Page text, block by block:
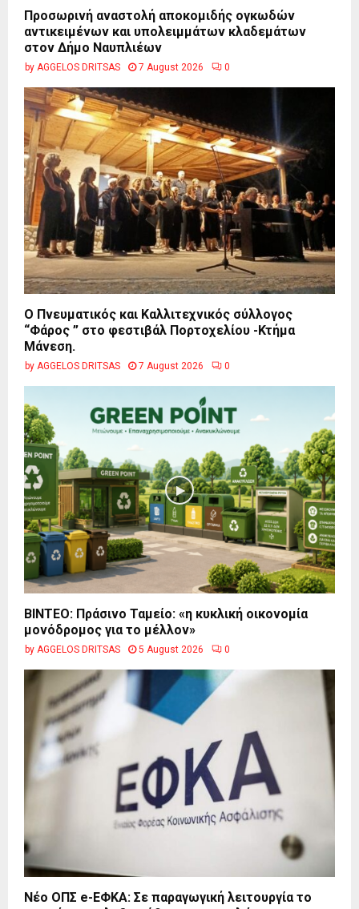
Προσωρινή αναστολή αποκομιδής ογκωδών
αντικειμένων και υπολειμμάτων κλαδεμάτων
στον Δήμο Ναυπλιέων
by AGGELOS DRITSAS 7 August 2026 0
Ο Πνευματικός και Καλλιτεχνικός σύλλογος
“Φάρος ” στο φεστιβάλ Πορτοχελίου -Κτήμα
Μάνεση.
by AGGELOS DRITSAS 7 August 2026 0
BINTEO: Πράσινο Ταμείο: «η κυκλική οικονομία
μονόδρομος για το μέλλον»
by AGGELOS DRITSAS 5 August 2026 0
Νέο ΟΠΣ e-ΕΦΚΑ: Σε παραγωγική λειτουργία το